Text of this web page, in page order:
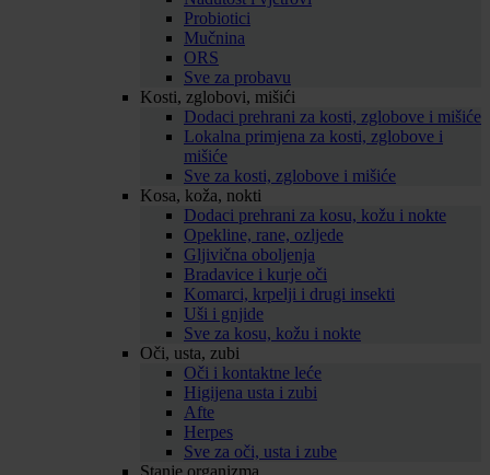
Probiotici
Mučnina
ORS
Sve za probavu
Kosti, zglobovi, mišići
Dodaci prehrani za kosti, zglobove i mišiće
Lokalna primjena za kosti, zglobove i
mišiće
Sve za kosti, zglobove i mišiće
Kosa, koža, nokti
Dodaci prehrani za kosu, kožu i nokte
Opekline, rane, ozljede
Gljivična oboljenja
Bradavice i kurje oči
Komarci, krpelji i drugi insekti
Uši i gnjide
Sve za kosu, kožu i nokte
Oči, usta, zubi
Oči i kontaktne leće
Higijena usta i zubi
Afte
Herpes
Sve za oči, usta i zube
Stanje organizma